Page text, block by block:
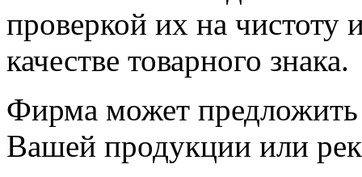
проверкой их на чистоту
качестве товарного знака.
Фирма может
Вашей продукции или